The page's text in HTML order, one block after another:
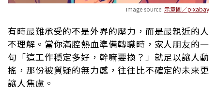
image source: 示意圖／pixabay
有時最難承受的不是外界的壓力，而是最親近的人
不理解。當你滿腔熱血準備轉職時，家人朋友的一
句「這工作穩定多好，幹嘛要換？」就足以讓人動
搖，那份被質疑的無力感，往往比不確定的未來更
讓人焦慮。